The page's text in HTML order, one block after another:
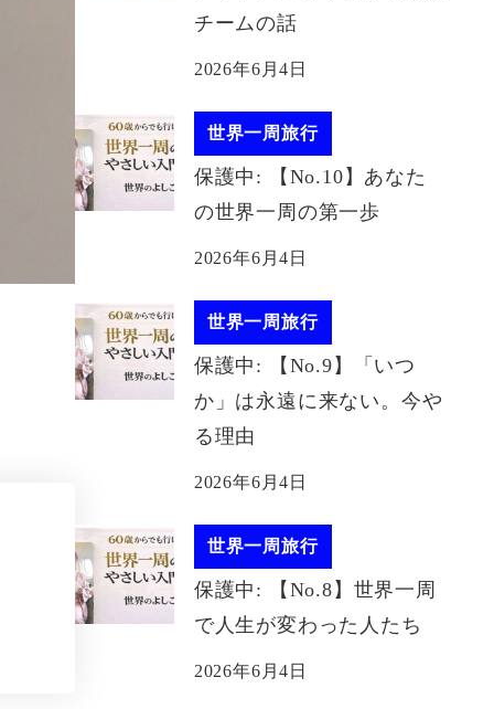
チームの話
2026年6月4日
世界一周旅行
保護中: 【No.10】あなた
の世界一周の第一歩
2026年6月4日
世界一周旅行
保護中: 【No.9】「いつ
か」は永遠に来ない。今や
る理由
2026年6月4日
世界一周旅行
保護中: 【No.8】世界一周
で人生が変わった人たち
2026年6月4日